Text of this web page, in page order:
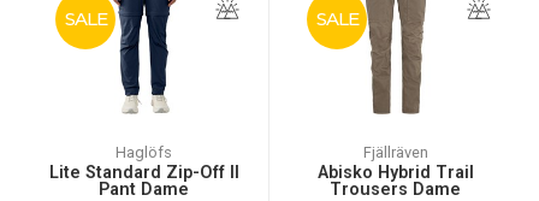
SALE
Haglöfs
Lite Standard Zip-Off II
Pant Dame
SALE
Fjällräven
Abisko Hybrid Trail
Trousers Dame